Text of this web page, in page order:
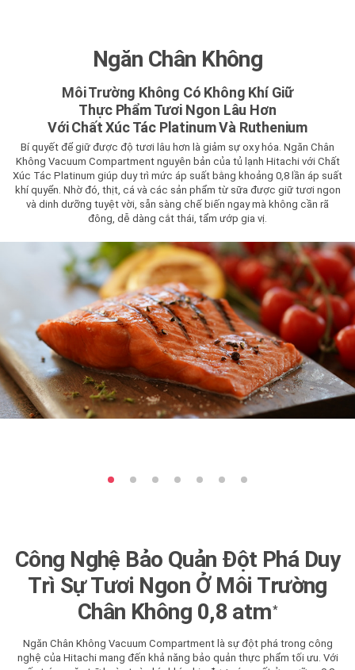
Ngăn Chân Không
Môi Trường Không Có Không Khí Giữ
Thực Phẩm Tươi Ngon Lâu Hơn
Với Chất Xúc Tác Platinum Và Ruthenium
Bí quyết để giữ được độ tươi lâu hơn là giảm sự oxy hóa. Ngăn Chân
Không Vacuum Compartment nguyên bản của tủ lạnh Hitachi với Chất
Xúc Tác Platinum giúp duy trì mức áp suất bằng khoảng 0,8 lần áp suất
khí quyển. Nhờ đó, thịt, cá và các sản phẩm từ sữa được giữ tươi ngon
và dinh dưỡng tuyệt vời, sẵn sàng chế biến ngay mà không cần rã
đông, dễ dàng cắt thái, tẩm ướp gia vị.
Công Nghệ Bảo Quản Đột Phá Duy
Trì Sự Tươi Ngon Ở Môi Trường
Chân Không 0,8 atm*
Ngăn Chân Không Vacuum Compartment là sự đột phá trong công
nghệ của Hitachi mang đến khả năng bảo quản thực phẩm tối ưu. Với